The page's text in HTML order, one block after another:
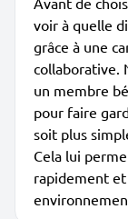
voir à quelle
grâce à une
collaborative.
un membre
pour faire
soit plus
Cela lui
rapidement